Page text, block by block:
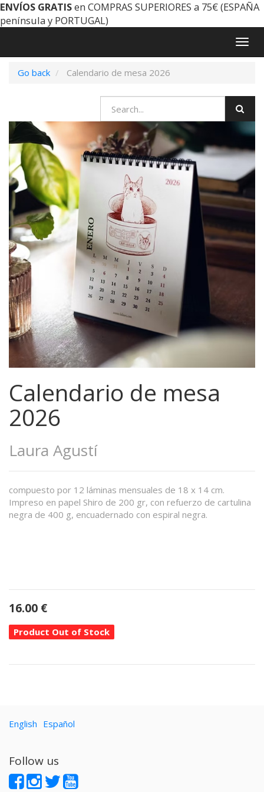
ENVÍOS GRATISen COMPRAS SUPERIORES a 75€ (ESPAÑA
península y PORTUGAL)
Go back
Calendario de mesa 2026
Calendario de mesa
2026
Laura Agustí
compuesto por 12 láminas mensuales de 18 x 14 cm.
Impreso en papel Shiro de 200 gr, con refuerzo de cartulina
negra de 400 g, encuadernado con espiral negra.
16.00 €
Product Out of Stock
English Español
Follow us